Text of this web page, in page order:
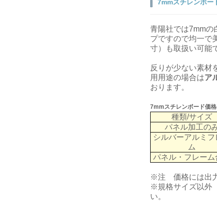
7mmスチレンボー
青陽社では7mmの
プですので均一で
寸）も取扱い可能
反りが少ない素材
用用途の場合はア
おります。
7mmスチレンボード価
種類/サイズ
パネル加工の
シルバーアルミフ
ム
パネル・フレーム
※注 価格には出
※規格サイズ以外
い。